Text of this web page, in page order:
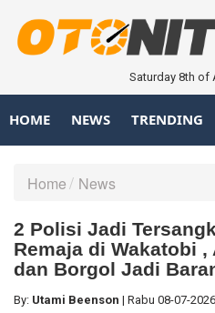
Saturday 8th of
HOME NEWS TRENDING
Home News
2 Polisi Jadi
Remaja di Wakatobi
dan Borgol Jadi
By: Utami Beenson | Rabu 08-07-2026